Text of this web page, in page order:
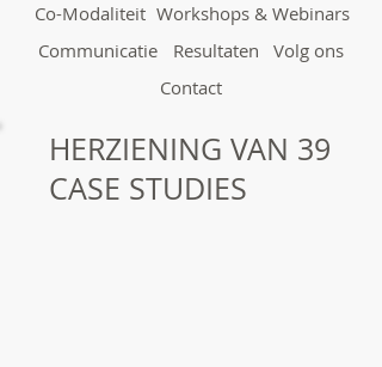
HERZIENING VAN 39
CASE STUDIES
Co-Modaliteit Workshops & Webinars
Communicatie
Resultaten
Volg ons
Contact